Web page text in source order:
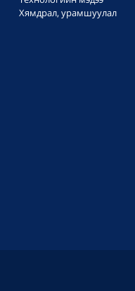
Хямдрал, урамшуулал